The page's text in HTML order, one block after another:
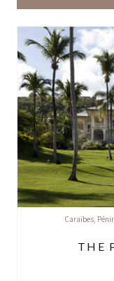
Caraïbes,
THE